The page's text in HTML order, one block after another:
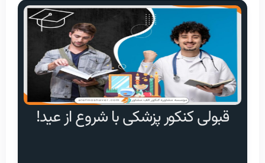
قبولی کنکور پزشکی با شروع از عید!